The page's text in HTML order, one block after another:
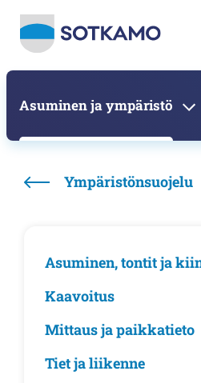
Asuminen ja ympäristö
Ympäristönsuojelu
Asuminen, tontit ja
Kaavoitus
Mittaus ja paikkatieto
Tiet ja liikenne